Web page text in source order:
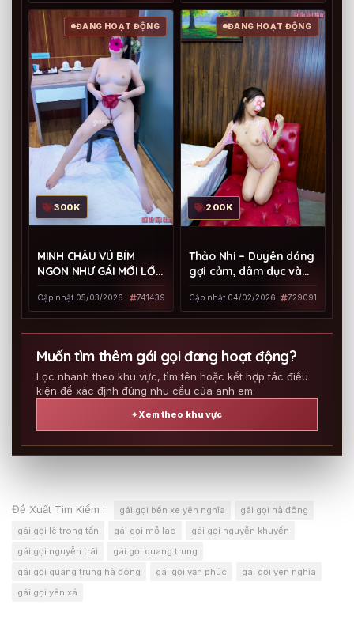
ĐANG HOẠT ĐỘNG
300K
MINH CHÂU VÚ BÍM
NGON NHƯ GÁI MỚI LỚN
HÀNG
Cập nhật 05/03/2026 741439
ĐANG HOẠT ĐỘNG
200K
Thảo Nhi – Duyên dáng
gợi cảm, dâm dục và
Cập nhật 04/02/2026 729091
Muốn tìm thêm gái gọi đang hoạt động?
Lọc nhanh theo khu vực, tìm tên hoặc kết hợp tác điều
kiện để xác định đúng nhu cầu của anh em.
⌖ Xem theo khu vực
Đề Xuất Tìm Kiếm : gái gọi bến xe yên nghĩa
gái gọi hà đông
gái gọi lê trong tấn
gái gọi mỗ lao
gái gọi nguyễn khuyến
gái gọi nguyễn trãi
gái gọi quang trung
gái gọi quang trung hà đông
gái gọi vạn phúc
gái gọi yên nghĩa
gái gọi yên xá